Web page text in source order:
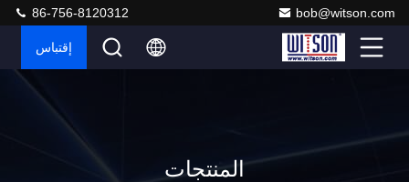
bob@witson.com
86-756-8120312
إقتباس
المنتجات